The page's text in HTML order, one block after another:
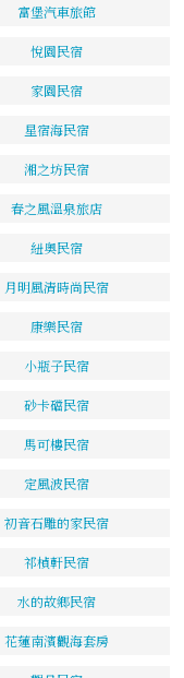
富堡汽車旅館
悅園民宿
家園民宿
星宿海民宿
湘之坊民宿
春之風溫泉旅店
紐奧民宿
月明風清時尚民宿
康樂民宿
小瓶子民宿
砂卡礑民宿
馬可樓民宿
定風波民宿
初音石雕的家民宿
祁楨軒民宿
水的故鄉民宿
花蓮南濱觀海套房